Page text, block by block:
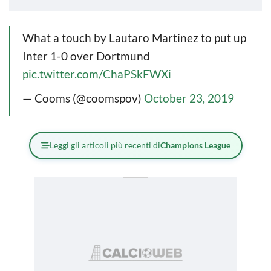
What a touch by Lautaro Martinez to put up
Inter 1-0 over Dortmund
pic.twitter.com/ChaPSkFWXi
— Cooms (@coomspov) October 23, 2019
Leggi gli articoli più recenti diChampions League